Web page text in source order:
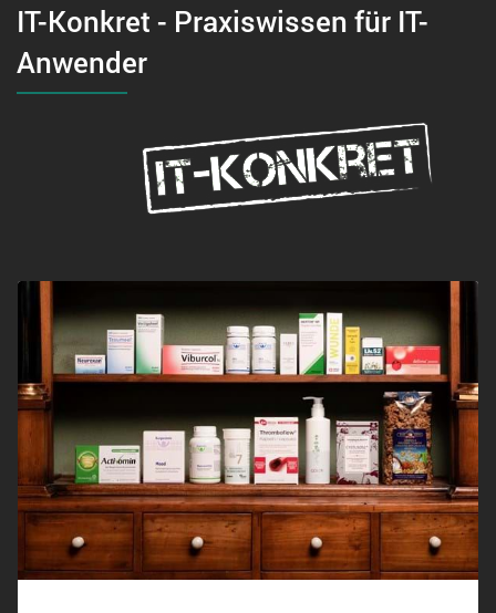
IT-Konkret - Praxiswissen für IT-
Anwender